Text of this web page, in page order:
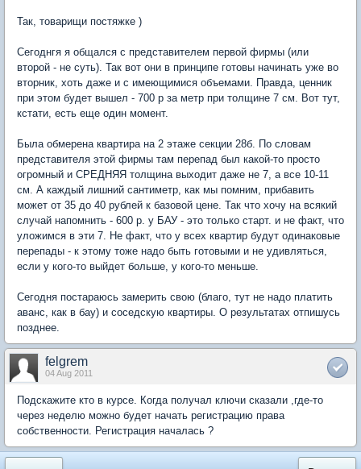
Так, товарищи постяжке )
Сегоднгя я общался с представителем первой фирмы (или
второй - не суть). Так вот они в принципе готовы начинать уже во
вторник, хоть даже и с имеющимися объемами. Правда, ценник
при этом будет вышел - 700 р за метр при толщине 7 см. Вот тут,
кстати, есть еще один момент.
Была обмерена квартира на 2 этаже секции 28б. По словам
представителя этой фирмы там перепад был какой-то просто
огромный и СРЕДНЯЯ толщина выходит даже не 7, а все 10-11
см. А каждый лишний сантиметр, как мы помним, прибавить
может от 35 до 40 рублей к базовой цене. Так что хочу на всякий
случай напомнить - 600 р. у БАУ - это только старт. и не факт, что
уложимся в эти 7. Не факт, что у всех квартир будут одинаковые
перепады - к этому тоже надо быть готовыми и не удивляться,
если у кого-то выйдет больше, у кого-то меньше.
Сегодня постараюсь замерить свою (благо, тут не надо платить
аванс, как в бау) и соседскую квартиры. О результатах отпишусь
позднее.
felgrem
04 Aug 2011
Подскажите кто в курсе. Когда получал ключи сказали ,где-то
через неделю можно будет начать регистрацию права
собственности. Регистрация началась ?